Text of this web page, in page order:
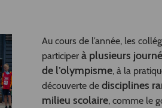
Au cours de l’année, les
participerà plusieurs
de l’olympisme, à la
découverte de disciplines
milieu scolaire, comme le